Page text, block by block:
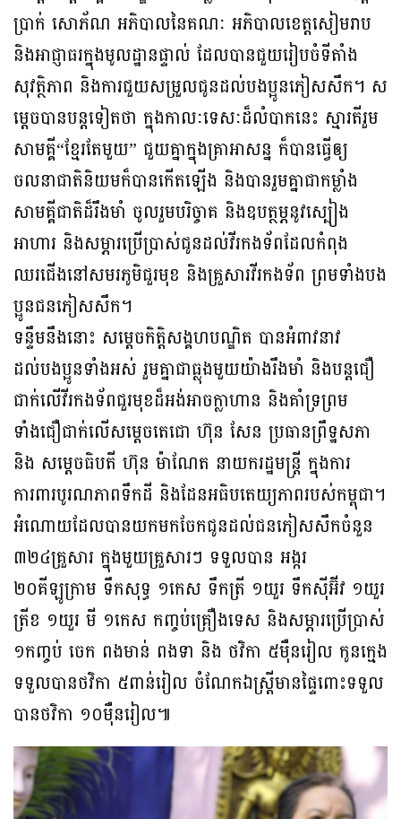
ប្រាក់ សោភ័ណ អភិបាលនៃគណៈ អភិបាលខេត្តសៀមរាប
និងអាជ្ញាធរក្នុងមូលដ្ឋានផ្ទាល់ ដែលបានជួយរៀបចំទីតាំង
សុវត្ថិភាព និងការជួយសម្រួលជូនដល់បងប្អូនភៀសសឹក។ ស
ម្តេចបានបន្តទៀតថា ក្នុងកាលៈទេសៈដ៏លំបាកនេះ ស្មារតីរួម
សាមគ្គី“ខ្មែរតែមួយ” ជួយគ្នាក្នុងគ្រាអាសន្ន ក៏បានធ្វើឲ្យ
ចលនាជាតិនិយមក៏បានកើតឡើង និងបានរួមគ្នាជាកម្លាំង
សាមគ្គីជាតិដ៏រឹងមាំ ចូលរួមបរិច្ចាគ និងឧបត្ថម្ភនូវស្បៀង
អាហារ និងសម្ភារប្រើប្រាស់ជូនដល់វីរកងទ័ពដែលកំពុង
ឈរជើងនៅសមរភូមិជួរមុខ និងគ្រួសារវីរកងទ័ព ព្រមទាំងបង
ប្អូនជនភៀសសឹក។
ទន្ទឹមនឹងនោះ សម្តេចកិត្តិសង្គហបណ្ឌិត បានអំពាវនាវ
ដល់បងប្អូនទាំងអស់ រួមគ្នាជាធ្លុងមួយយ៉ាងរឹងមាំ និងបន្ដជឿ
ជាក់លើវីរកងទ័ពជួរមុខដ៏អង់អាចក្លាហាន និងគាំទ្រព្រម
ទាំងជឿជាក់លើសម្តេចតេជោ ហ៊ុន សែន ប្រធានព្រឹទ្ឋសភា
និង សម្តេចធិបតី ហ៊ុន ម៉ាណែត នាយករដ្ឋមន្ត្រី ក្នុងការ
ការពារបូរណភាពទឹកដី និងដែនអធិបតេយ្យភាពរបស់កម្ពុជា។
អំណោយដែលបានយកមកចែកជូនដល់ជនភៀសសឹកចំនួន
៣២៤គ្រួសារ ក្នុងមួយគ្រួសារៗ ទទួលបាន អង្ករ
២០គីឡូក្រាម ទឹកសុទ្ធ ១កេស ទឹកត្រី ១យួរ ទឹកស៊ីអ៊ីវ ១យួរ
ត្រីខ ១យួរ មី ១កេស កញ្ចប់គ្រឿងទេស និងសម្ភារប្រើប្រាស់
១កញ្ចប់ ចេក ពងមាន់ ពងទា និង ថវិកា ៥ម៉ឺនរៀល កូនក្មេង
ទទួលបានថវិកា ៥ពាន់រៀល ចំណែកឯស្ត្រីមានផ្ទៃពោះទទួល
បានថវិកា ១០ម៉ឺនរៀល៕